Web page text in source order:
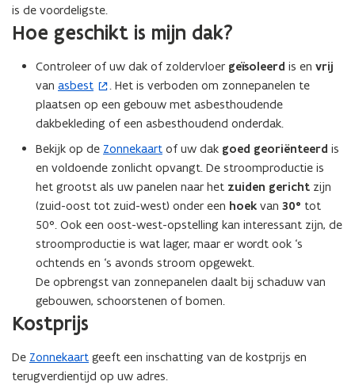
is de voordeligste.
Hoe geschikt is mijn dak?
Controleer of uw dak of zoldervloer geïsoleerd is en vrij
van asbest
(
o
p
e
n
t
i
n
n
i
e
u
v
e
n
. Het is verboden om zonnepanelen te
plaatsen op een gebouw met asbesthoudende
dakbekleding of een asbesthoudend onderdak.
Bekijk op de Zonnekaart of uw dak goed georiënteerd is
en voldoende zonlicht opvangt. De stroomproductie is
het grootst als uw panelen naar het zuiden gericht zijn
(zuid-oost tot zuid-west) onder een hoek van 30° tot
50°. Ook een oost-west-opstelling kan interessant zijn, de
stroomproductie is wat lager, maar er wordt ook ‘s
ochtends en ‘s avonds stroom opgewekt.
De opbrengst van zonnepanelen daalt bij schaduw van
gebouwen, schoorstenen of bomen.
Kostprijs
De Zonnekaart geeft een inschatting van de kostprijs en
terugverdientijd op uw adres.